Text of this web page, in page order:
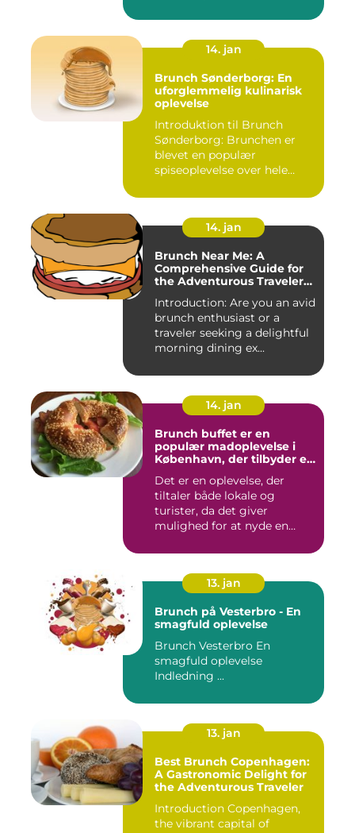
14. jan
Brunch Sønderborg: En
uforglemmelig kulinarisk
oplevelse
Introduktion til Brunch
Sønderborg: Brunchen er
blevet en populær
spiseoplevelse over hele
14. jan
Brunch Near Me: A
Comprehensive Guide for
the Adventurous Traveler
Introduction: Are you an avid
brunch enthusiast or a
traveler seeking a delightful
morning dining ex...
14. jan
Brunch buffet er en
populær madoplevelse i
København, der tilbyder en
der spænder fra friske
salater og smørrebrød til
bagels, pandekager og
æggekager
Det er en oplevelse, der
tiltaler både lokale og
turister, da det giver
mulighed for at nyde en
13. jan
Brunch på Vesterbro - En
smagfuld oplevelse
Brunch Vesterbro En
smagfuld oplevelse
Indledning ...
13. jan
Best Brunch Copenhagen:
A Gastronomic Delight for
the Adventurous Traveler
Introduction Copenhagen,
the vibrant capital of